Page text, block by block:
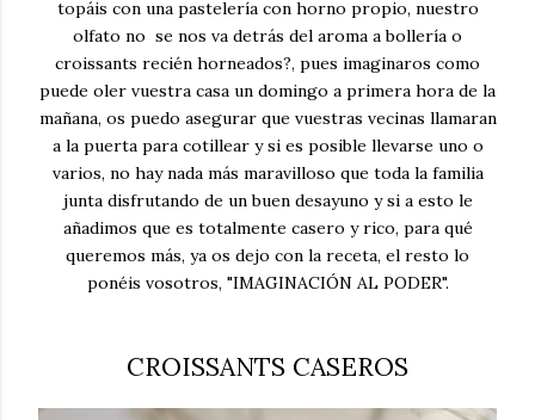
topáis con una pastelería con horno propio, nuestro
olfato no se nos va detrás del aroma a bollería o
croissants recién horneados?, pues imaginaros como
puede oler vuestra casa un domingo a primera hora de la
mañana, os puedo asegurar que vuestras vecinas llamaran
a la puerta para cotillear y si es posible llevarse uno o
varios, no hay nada más maravilloso que toda la familia
junta disfrutando de un buen desayuno y si a esto le
añadimos que es totalmente casero y rico, para qué
queremos más, ya os dejo con la receta, el resto lo
ponéis vosotros, "IMAGINACIÓN AL PODER".
CROISSANTS CASEROS